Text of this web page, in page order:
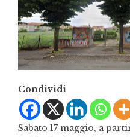
Condividi
Sabato 17 maggio, a